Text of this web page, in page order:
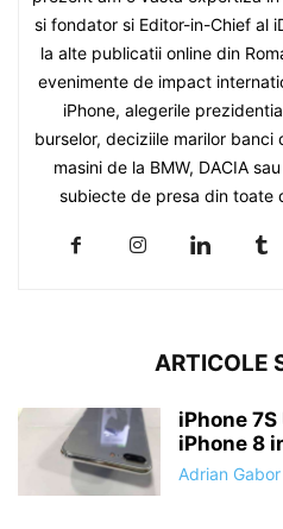
si fondator si Editor-in-Chief al
la alte publicatii online din
evenimente de impact
iPhone, alegerile
burselor, deciziile marilor banci
masini de la BMW, DACIA
subiecte de presa din toate
ARTICOLE
iPhone
iPhone 8
Adrian Gabor